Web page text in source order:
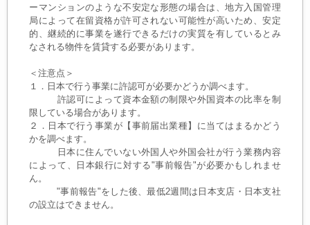
ーマンションのような不安定な形態の場合は、地方入国管理
局によって在留資格が許可されない可能性が高いため、安定
的、継続的に事業を遂行できるだけの実質を有しているとみ
なされる物件を賃貸する必要があります。
＜注意点＞
１．日本で行う事業に許認可が必要かどうか調べます。
許認可によって資本金額の制限や外国資本の比率を制
限している場合があります。
２．日本で行う事業が【事前届出業種】に当てはまるかどう
かを調べます。
日本に住んでいない外国人や外国会社が行う業務内容
によって、日本銀行に対する"事前報告"が必要かもしれませ
ん。
"事前報告"をした後、最低2週間は日本支店・日本支社
の設立はできません。